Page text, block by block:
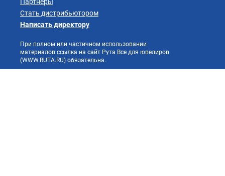
Стать дистрибьютором
Написать директору
При полном или частичном использовании
материалов ссылка на сайт Рута Все для ювелиров
(WWW.RUTA.RU) обязательна.